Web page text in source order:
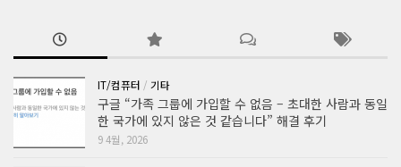
IT/컴퓨터 / 기타
구글 “가족 그룹에 가입할 수 없음 – 초대한 사람과 동일
한 국가에 있지 않은 것 같습니다” 해결 후기
9 4월, 2026